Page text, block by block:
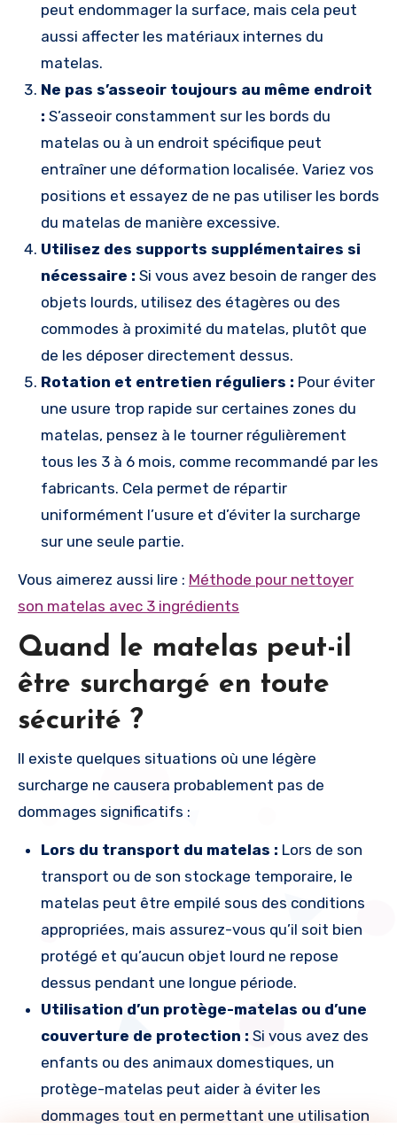
peut endommager la surface, mais cela peut
aussi affecter les matériaux internes du
matelas.
Ne pas s’asseoir toujours au même endroit
: S’asseoir constamment sur les bords du
matelas ou à un endroit spécifique peut
entraîner une déformation localisée. Variez vos
positions et essayez de ne pas utiliser les bords
du matelas de manière excessive.
Utilisez des supports supplémentaires si
nécessaire : Si vous avez besoin de ranger des
objets lourds, utilisez des étagères ou des
commodes à proximité du matelas, plutôt que
de les déposer directement dessus.
Rotation et entretien réguliers : Pour éviter
une usure trop rapide sur certaines zones du
matelas, pensez à le tourner régulièrement
tous les 3 à 6 mois, comme recommandé par les
fabricants. Cela permet de répartir
uniformément l’usure et d’éviter la surcharge
sur une seule partie.
Vous aimerez aussi lire : Méthode pour nettoyer
son matelas avec 3 ingrédients
Quand le matelas peut-il
être surchargé en toute
sécurité ?
Il existe quelques situations où une légère
surcharge ne causera probablement pas de
dommages significatifs :
Lors du transport du matelas : Lors de son
transport ou de son stockage temporaire, le
matelas peut être empilé sous des conditions
appropriées, mais assurez-vous qu’il soit bien
protégé et qu’aucun objet lourd ne repose
dessus pendant une longue période.
Utilisation d’un protège-matelas ou d’une
couverture de protection : Si vous avez des
enfants ou des animaux domestiques, un
protège-matelas peut aider à éviter les
dommages tout en permettant une utilisation